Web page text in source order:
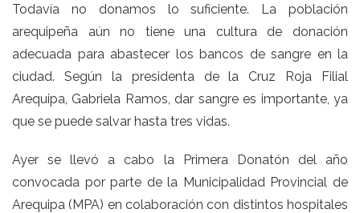
Todavía no donamos lo suficiente. La población
arequipeña aún no tiene una cultura de donación
adecuada para abastecer los bancos de sangre en la
ciudad. Según la presidenta de la Cruz Roja Filial
Arequipa, Gabriela Ramos, dar sangre es importante, ya
que se puede salvar hasta tres vidas.
Ayer se llevó a cabo la Primera Donatón del año
convocada por parte de la Municipalidad Provincial de
Arequipa (MPA) en colaboración con distintos hospitales